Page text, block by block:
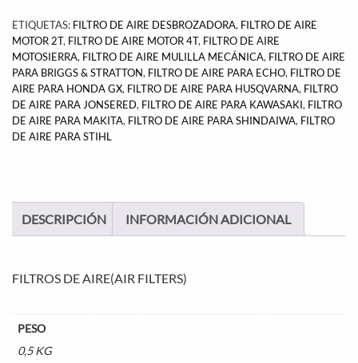
ETIQUETAS: FILTRO DE AIRE DESBROZADORA, FILTRO DE AIRE
MOTOR 2T, FILTRO DE AIRE MOTOR 4T, FILTRO DE AIRE
MOTOSIERRA, FILTRO DE AIRE MULILLA MECÁNICA, FILTRO DE AIRE
PARA BRIGGS & STRATTON, FILTRO DE AIRE PARA ECHO, FILTRO DE
AIRE PARA HONDA GX, FILTRO DE AIRE PARA HUSQVARNA, FILTRO
DE AIRE PARA JONSERED, FILTRO DE AIRE PARA KAWASAKI, FILTRO
DE AIRE PARA MAKITA, FILTRO DE AIRE PARA SHINDAIWA, FILTRO
DE AIRE PARA STIHL
DESCRIPCIÓN INFORMACIÓN ADICIONAL
FILTROS DE AIRE(AIR FILTERS)
PESO
0,5 KG